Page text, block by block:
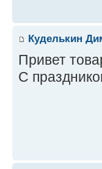
Куделькин
Привет
С